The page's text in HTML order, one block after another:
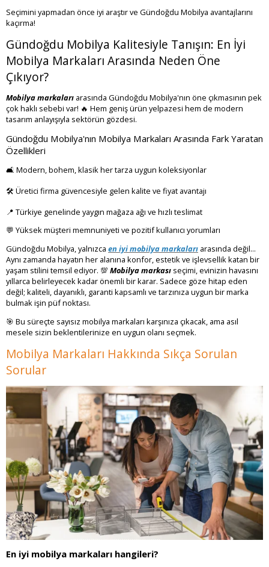
Seçimini yapmadan önce iyi araştır ve Gündoğdu Mobilya avantajlarını
kaçırma!
Gündoğdu Mobilya Kalitesiyle Tanışın: En İyi
Mobilya Markaları Arasında Neden Öne
Çıkıyor?
Mobilya markaları arasında Gündoğdu Mobilya'nın öne çıkmasının pek
çok haklı sebebi var! 🔥 Hem geniş ürün yelpazesi hem de modern
tasarım anlayışıyla sektörün gözdesi.
Gündoğdu Mobilya'nın Mobilya Markaları Arasında Fark Yaratan
Özellikleri
🛋️ Modern, bohem, klasik her tarza uygun koleksiyonlar
🛠️ Üretici firma güvencesiyle gelen kalite ve fiyat avantajı
📍 Türkiye genelinde yaygın mağaza ağı ve hızlı teslimat
💬 Yüksek müşteri memnuniyeti ve pozitif kullanıcı yorumları
Gündoğdu Mobilya, yalnızca en iyi mobilya markaları arasında değil...
Aynı zamanda hayatın her alanına konfor, estetik ve işlevsellik katan bir
yaşam stilini temsil ediyor. 💯 Mobilya markası seçimi, evinizin havasını
yıllarca belirleyecek kadar önemli bir karar. Sadece göze hitap eden
değil; kaliteli, dayanıklı, garanti kapsamlı ve tarzınıza uygun bir marka
bulmak işin püf noktası.
🎯 Bu süreçte sayısız mobilya markaları karşınıza çıkacak, ama asıl
mesele sizin beklentilerinize en uygun olanı seçmek.
Mobilya Markaları Hakkında Sıkça Sorulan
Sorular
En iyi mobilya markaları hangileri?